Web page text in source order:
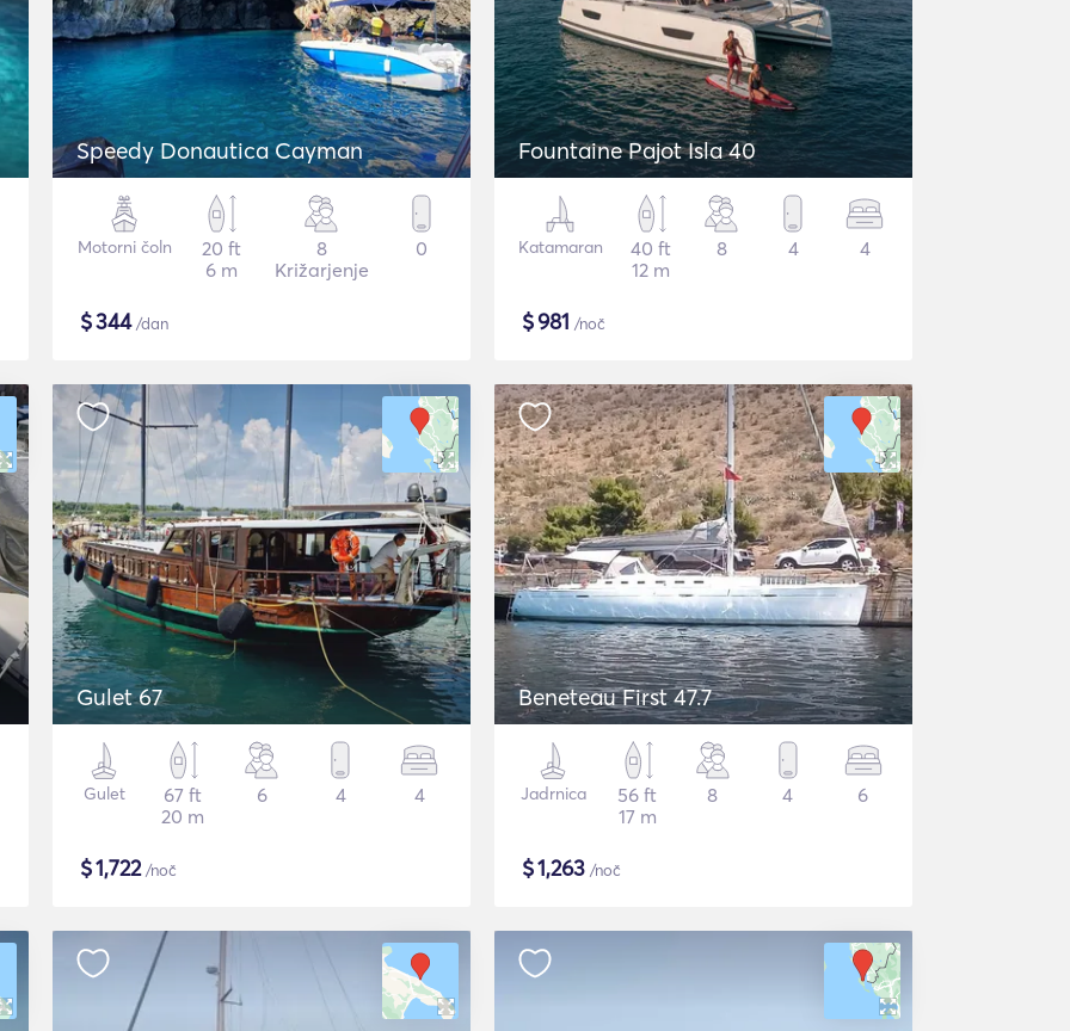
Speedy Donautica Cayman
Motorni čoln
20 ft
6 m
8
Križarjenje
0
$344/dan
Fountaine Pajot Isla 40
Katamaran
40 ft
12 m
8 4 4
$981 /noč
Gulet 67
Gulet
67 ft
20 m
6 4 4
$1,722/noč
Beneteau First 47.7
Jadrnica
56 ft
17 m
8 4 6
$1,263 /noč